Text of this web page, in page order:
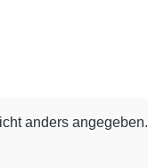
anders angegeben.